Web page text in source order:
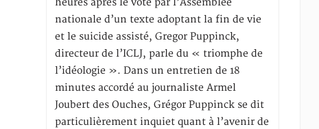
heures après le vote par l’Assemblée
nationale d’un texte adoptant la fin de vie
et le suicide assisté, Gregor Puppinck,
directeur de l’ICLJ, parle du « triomphe de
l’idéologie ». Dans un entretien de 18
minutes accordé au journaliste Armel
Joubert des Ouches, Grégor Puppinck se dit
particulièrement inquiet quant à l’avenir de